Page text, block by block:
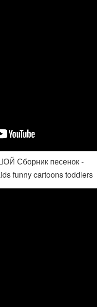
Сборник песенок -
funny cartoons toddlers